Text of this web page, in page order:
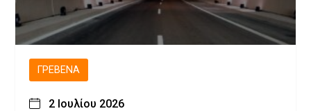
ΓΡΕΒΕΝΆ
2 Ιουλίου 2026